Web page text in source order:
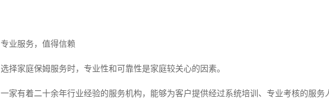
专业服务，值得信赖
选择家庭保姆服务时，专业性和可靠性是家庭较关心的因素。
一家有着二十余年行业经验的服务机构，能够为客户提供经过系统培训、专业考核的服务